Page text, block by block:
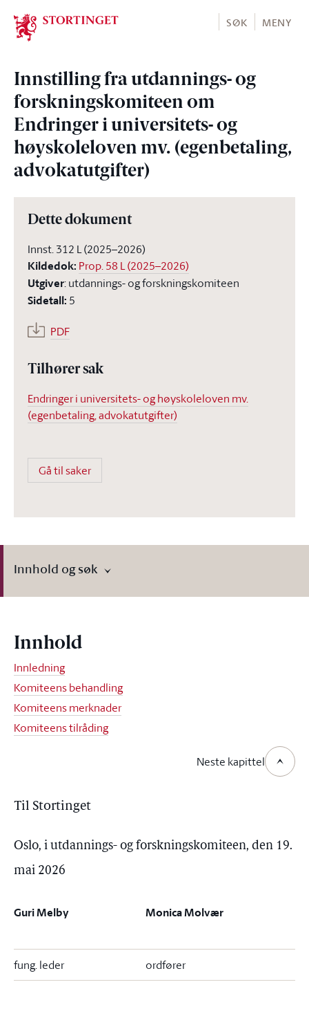
Stortinget.no
SØK MENY
Innstilling fra utdannings- og
forskningskomiteen om
Endringer i universitets- og
høyskoleloven mv. (egenbetaling,
advokatutgifter)
Dette dokument
Innst. 312 L (2025–2026)
Kildedok: Prop. 58 L (2025–2026)
Utgiver:utdannings- og forskningskomiteen
Sidetall: 5
PDF
Tilhører sak
Endringer i universitets- og høyskoleloven mv.
(egenbetaling, advokatutgifter)
Gå til saker
Innhold og søk
Innhold
Innledning
Komiteens behandling
Komiteens merknader
Komiteens tilråding
Neste kapittel
Til Stortinget
Oslo, i utdannings- og forskningskomiteen, den 19.
mai 2026
Guri Melby Monica Molvær
fung. leder ordfører